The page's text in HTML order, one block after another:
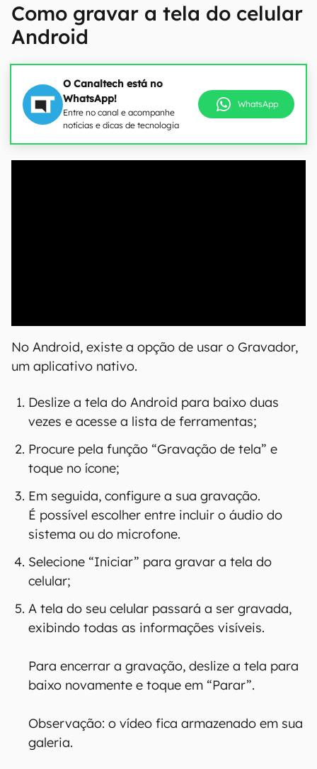
Como gravar a tela do celular
Android
O Canaltech está no
WhatsApp!
Entre no canal e acompanhe
notícias e dicas de tecnologia
WhatsApp
No Android, existe a opção de usar o Gravador,
um aplicativo nativo.
Deslize a tela do Android para baixo duas
vezes e acesse a lista de ferramentas;
Procure pela função “Gravação de tela” e
toque no ícone;
Em seguida, configure a sua gravação.
É possível escolher entre incluir o áudio do
sistema ou do microfone.
Selecione “Iniciar” para gravar a tela do
celular;
A tela do seu celular passará a ser gravada,
exibindo todas as informações visíveis.
Para encerrar a gravação, deslize a tela para
baixo novamente e toque em “Parar”.
Observação: o vídeo fica armazenado em sua
galeria.